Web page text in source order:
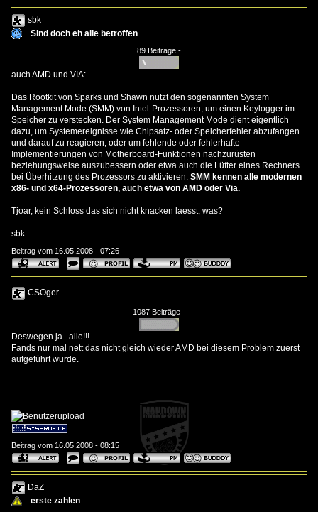
sbk
Sind doch eh alle betroffen
89 Beiträge -
auch AMD und VIA:
Das Rootkit von Sparks und Shawn nutzt den sogenannten System
Management Mode (SMM) von Intel-Prozessoren, um einen Keylogger im
Speicher zu verstecken. Der System Management Mode dient eigentlich
dazu, um Systemereignisse wie Chipsatz- oder Speicherfehler abzufangen
und darauf zu reagieren, oder um fehlende oder fehlerhafte
Implementierungen von Motherboard-Funktionen nachzurüsten
beziehungsweise auszubessern oder etwa auch die Lüfter eines Rechners
bei Überhitzung des Prozessors zu aktivieren. SMM kennen alle modernen
x86- und x64-Prozessoren, auch etwa von AMD oder Via.
Tjoar, kein Schloss das sich nicht knacken laesst, was?
sbk
Beitrag vom 16.05.2008 - 07:26
CSOger
1087 Beiträge -
Deswegen ja...alle!!!
Fands nur mal nett das nicht gleich wieder AMD bei diesem Problem zuerst
aufgeführt wurde.
Beitrag vom 16.05.2008 - 08:15
DaZ
erste zahlen